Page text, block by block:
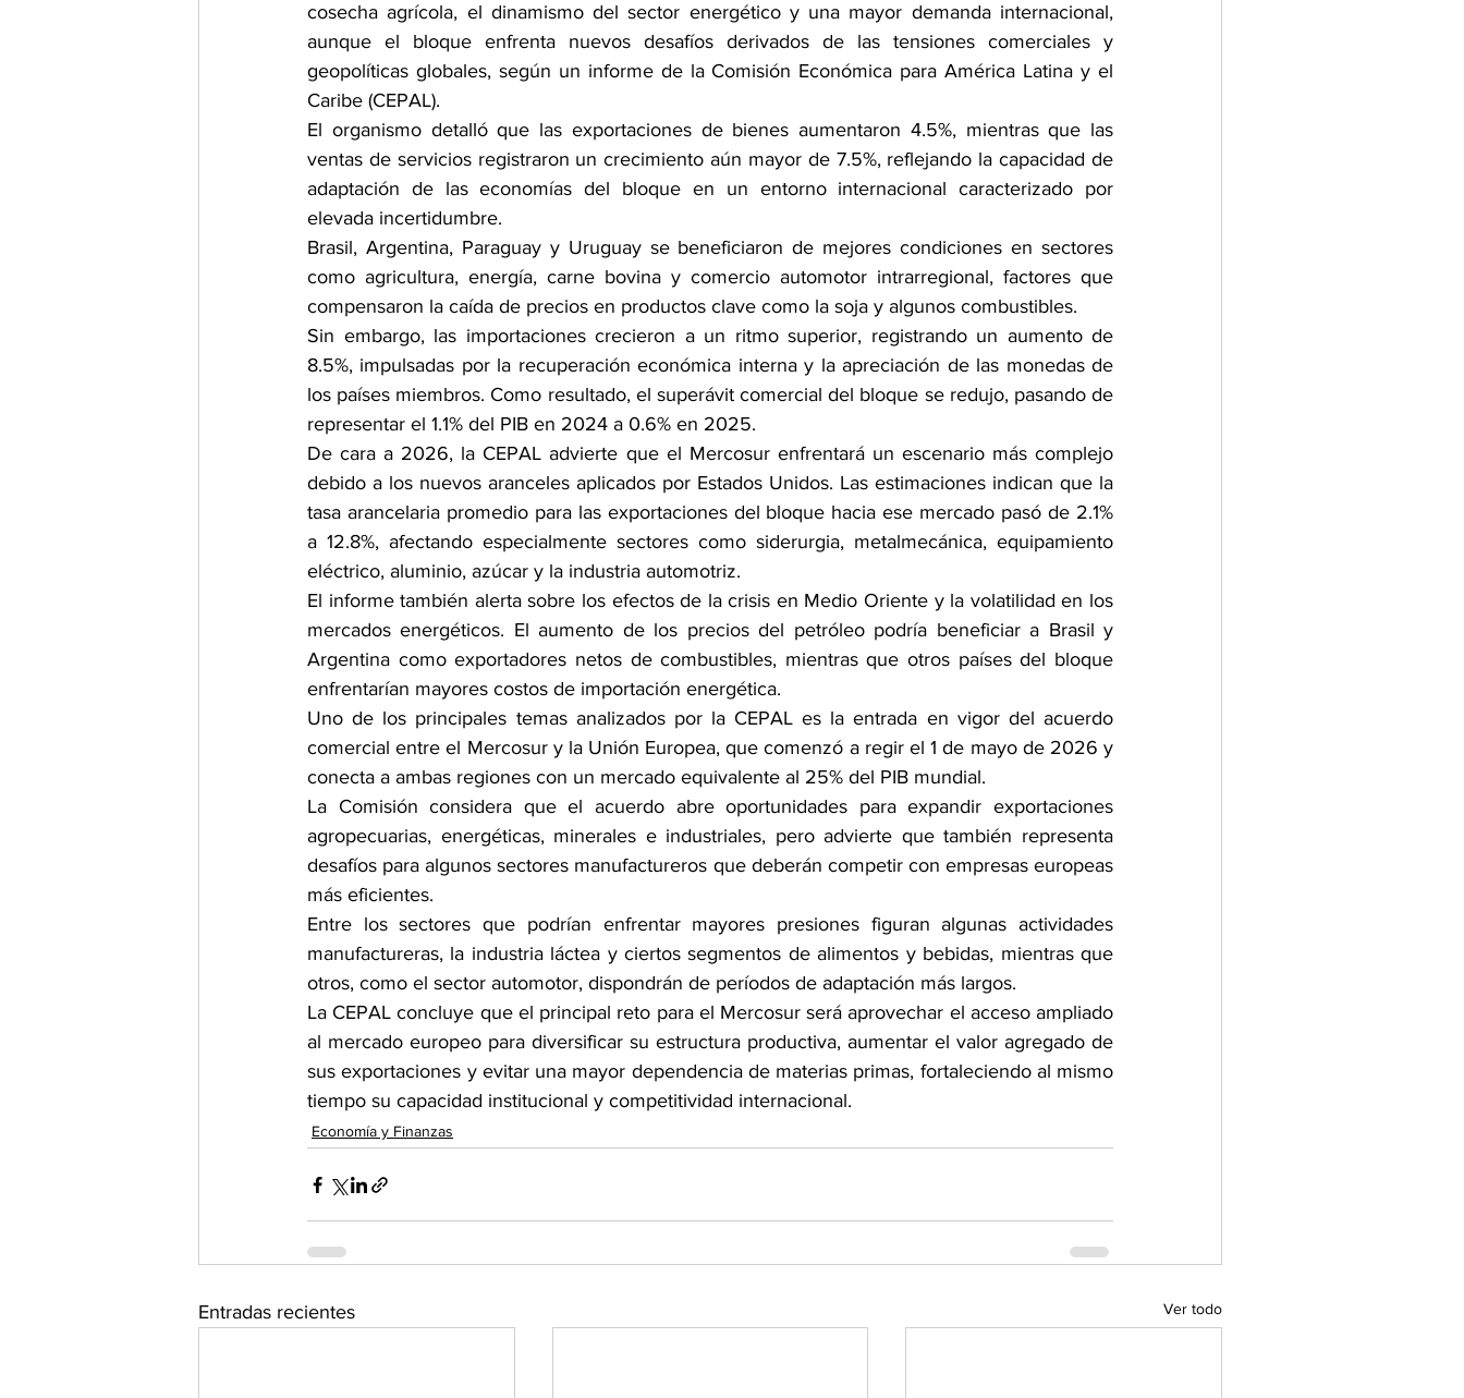
cosecha agrícola, el dinamismo del sector energético y una mayor demanda internacional,
aunque el bloque enfrenta nuevos desafíos derivados de las tensiones comerciales y
geopolíticas globales, según un informe de la Comisión Económica para América Latina y el
Caribe (CEPAL).
El organismo detalló que las exportaciones de bienes aumentaron 4.5%, mientras que las
ventas de servicios registraron un crecimiento aún mayor de 7.5%, reflejando la capacidad de
adaptación de las economías del bloque en un entorno internacional caracterizado por
elevada incertidumbre.
Brasil, Argentina, Paraguay y Uruguay se beneficiaron de mejores condiciones en sectores
como agricultura, energía, carne bovina y comercio automotor intrarregional, factores que
compensaron la caída de precios en productos clave como la soja y algunos combustibles.
Sin embargo, las importaciones crecieron a un ritmo superior, registrando un aumento de
8.5%, impulsadas por la recuperación económica interna y la apreciación de las monedas de
los países miembros. Como resultado, el superávit comercial del bloque se redujo, pasando de
representar el 1.1% del PIB en 2024 a 0.6% en 2025.
De cara a 2026, la CEPAL advierte que el Mercosur enfrentará un escenario más complejo
debido a los nuevos aranceles aplicados por Estados Unidos. Las estimaciones indican que la
tasa arancelaria promedio para las exportaciones del bloque hacia ese mercado pasó de 2.1%
a 12.8%, afectando especialmente sectores como siderurgia, metalmecánica, equipamiento
eléctrico, aluminio, azúcar y la industria automotriz.
El informe también alerta sobre los efectos de la crisis en Medio Oriente y la volatilidad en los
mercados energéticos. El aumento de los precios del petróleo podría beneficiar a Brasil y
Argentina como exportadores netos de combustibles, mientras que otros países del bloque
enfrentarían mayores costos de importación energética.
Uno de los principales temas analizados por la CEPAL es la entrada en vigor del acuerdo
comercial entre el Mercosur y la Unión Europea, que comenzó a regir el 1 de mayo de 2026 y
conecta a ambas regiones con un mercado equivalente al 25% del PIB mundial.
La Comisión considera que el acuerdo abre oportunidades para expandir exportaciones
agropecuarias, energéticas, minerales e industriales, pero advierte que también representa
desafíos para algunos sectores manufactureros que deberán competir con empresas europeas
más eficientes.
Entre los sectores que podrían enfrentar mayores presiones figuran algunas actividades
manufactureras, la industria láctea y ciertos segmentos de alimentos y bebidas, mientras que
otros, como el sector automotor, dispondrán de períodos de adaptación más largos.
La CEPAL concluye que el principal reto para el Mercosur será aprovechar el acceso ampliado
al mercado europeo para diversificar su estructura productiva, aumentar el valor agregado de
sus exportaciones y evitar una mayor dependencia de materias primas, fortaleciendo al mismo
tiempo su capacidad institucional y competitividad internacional.
Economía y Finanzas
Entradas recientes Ver todo